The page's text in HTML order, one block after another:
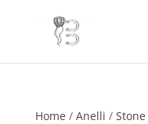
Home / Anelli / Stone